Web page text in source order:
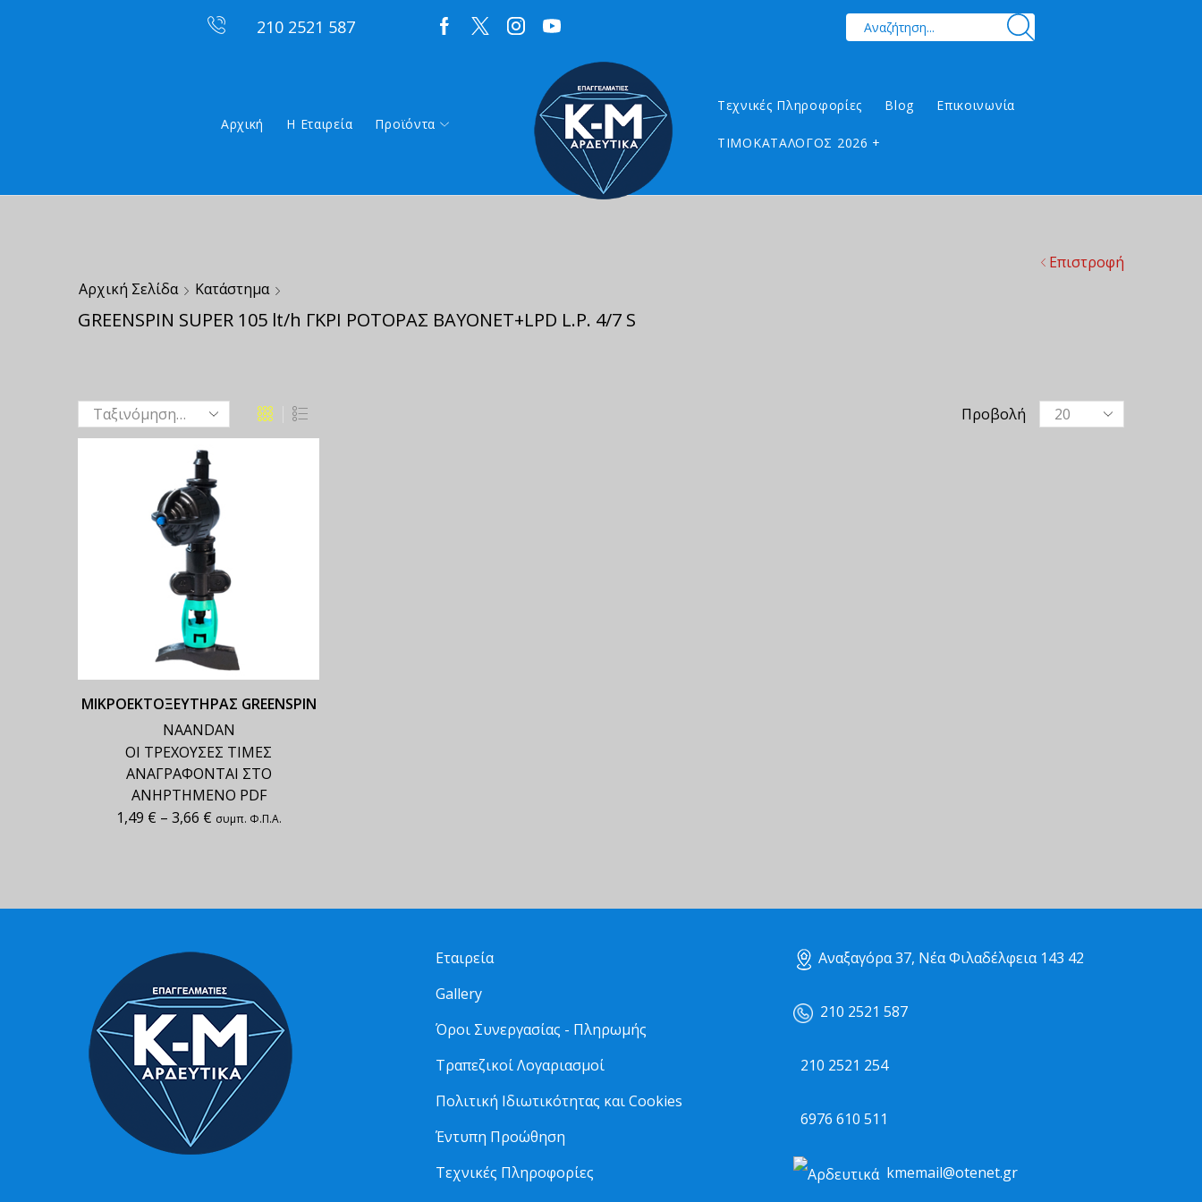
210 2521 587
Αρχική Η Εταιρεία Προϊόντα
Τεχνικές Πληροφορίες Blog Επικοινωνία
ΤΙΜΟΚΑΤΑΛΟΓΟΣ 2026 +
Αρχική Σελίδα Κατάστημα
GREENSPIN SUPER 105 lt/h ΓΚΡΙ ΡΟΤΟΡΑΣ BAYONET+LPD L.P. 4/7 S
Επιστροφή
Προβολή
ΜΙΚΡΟΕΚΤΟΞΕΥΤΗΡΑΣ GREENSPIN
NAANDAN
ΟΙ ΤΡΕΧΟΥΣΕΣ ΤΙΜΕΣ
ΑΝΑΓΡΑΦΟΝΤΑΙ ΣΤΟ
ΑΝΗΡΤΗΜΕΝΟ PDF
1,49 € – 3,66 € συμπ. Φ.Π.Α.
Εταιρεία
Gallery
Όροι Συνεργασίας - Πληρωμής
Τραπεζικοί Λογαριασμοί
Πολιτική Ιδιωτικότητας και Cookies
Έντυπη Προώθηση
Τεχνικές Πληροφορίες
Αναξαγόρα 37, Νέα Φιλαδέλφεια 143 42
210 2521 587
210 2521 254
6976 610 511
kmemail@otenet.gr